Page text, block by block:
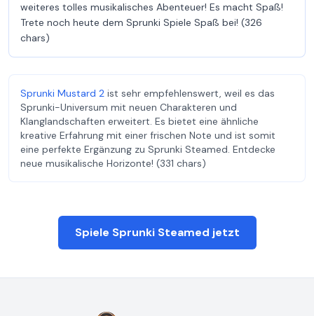
weiteres tolles musikalisches Abenteuer! Es macht Spaß!
Trete noch heute dem Sprunki Spiele Spaß bei! (326
chars)
Sprunki Mustard 2 ist sehr empfehlenswert, weil es das
Sprunki-Universum mit neuen Charakteren und
Klanglandschaften erweitert. Es bietet eine ähnliche
kreative Erfahrung mit einer frischen Note und ist somit
eine perfekte Ergänzung zu Sprunki Steamed. Entdecke
neue musikalische Horizonte! (331 chars)
Spiele Sprunki Steamed jetzt